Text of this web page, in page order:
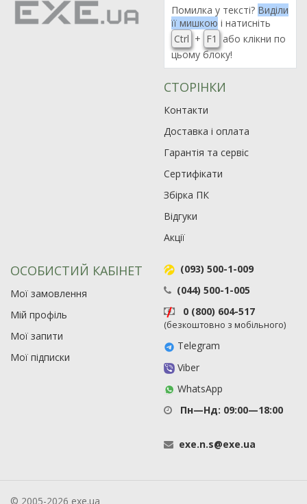
Помилка у тексті? Виділи
її мишкою і натисніть
Ctrl + F1
або клікни по
цьому блоку!
СТОРІНКИ
Контакти
Доставка і оплата
Гарантія та сервіс
Сертифікати
Збірка ПК
Відгуки
Акції
ОСОБИСТИЙ КАБІНЕТ
Мої замовлення
Мій профіль
Мої запити
Мої підписки
(093) 500-1-009
(044) 500-1-005
0 (800) 604-517
(безкоштовно з мобільного)
Telegram
Viber
WhatsApp
Пн—Нд: 09:00—18:00
exe.n.s@exe.ua
© 2005-2026 exe.ua